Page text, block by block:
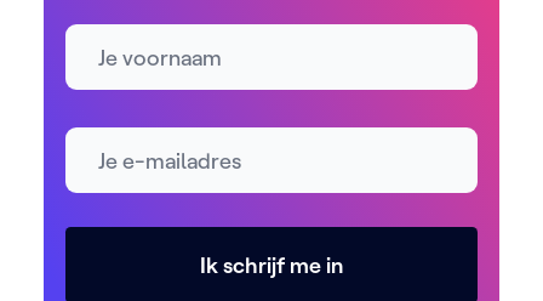
Naam
E-mailadres *
Ik schrijf me in